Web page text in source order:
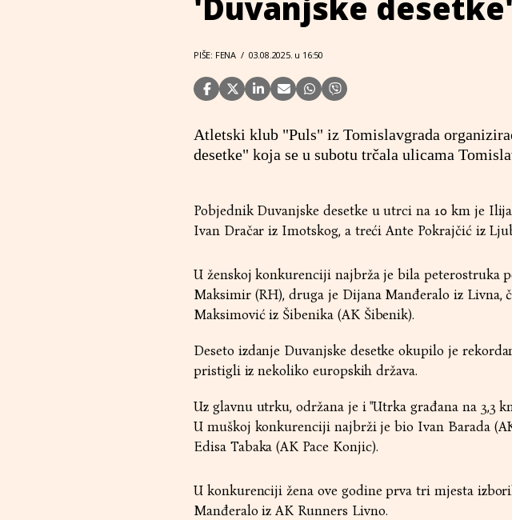
PIŠE: FENA / 03.08.2025. u 16:50
Atletski klub "Puls" iz Tomislavgrada
desetke" koja se u subotu trčala ulicama
Pobjednik Duvanjske desetke u utrci na 10 km je
Ivan Dračar iz Imotskog, a treći Ante Pokrajčić iz
U ženskoj konkurenciji najbrža je bila peterostruka
Maksimir (RH), druga je Dijana Manđeralo iz Livna,
Maksimović iz Šibenika (AK Šibenik).
Deseto izdanje Duvanjske desetke okupilo je
pristigli iz nekoliko europskih država.
Uz glavnu utrku, održana je i "Utrka građana na 3,3
U muškoj konkurenciji najbrži je bio Ivan Barada
Edisa Tabaka (AK Pace Konjic).
U konkurenciji žena ove godine prva tri mjesta
Manđeralo iz AK Runners Livno.